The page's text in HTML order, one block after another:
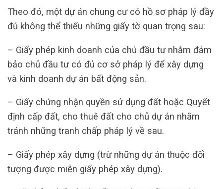
Theo đó, một dự án chung cư có hồ sơ pháp lý đầy
đủ không thể thiếu những giấy tờ quan trọng sau:
– Giấy phép kinh doanh của chủ đầu tư nhằm đảm
bảo chủ đầu tư có đủ cơ sở pháp lý để xây dựng
và kinh doanh dự án bất động sản.
– Giấy chứng nhận quyền sử dụng đất hoặc Quyết
định cấp đất, cho thuê đất cho chủ dự án nhằm
tránh những tranh chấp pháp lý về sau.
– Giấy phép xây dựng (trừ những dự án thuộc đối
tượng được miễn giấy phép xây dựng).